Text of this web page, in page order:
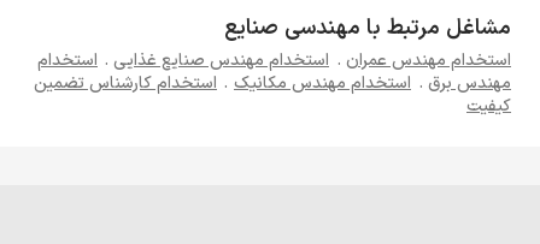
مشاغل مرتبط با مهندسی صنایع
استخدام مهندس عمران . استخدام مهندس صنایع غذایی . استخدام
مهندس برق . استخدام مهندس مکانیک . استخدام کارشناس تضمین
کیفیت